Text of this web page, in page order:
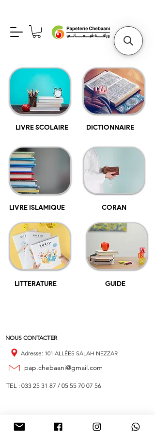
LIVRE SCOLAIRE
LIVRE ISLAMIQUE
LITTERATURE
DICTIONNAIRE
CORAN
GUIDE
NOUS CONTACTER
pap.chebaani@gmail.com
Adresse: 101 ALLÉES SALAH NEZZAR
TEL : 033 25 31 87 / 05 55 70 07 56
Abonnez-vous